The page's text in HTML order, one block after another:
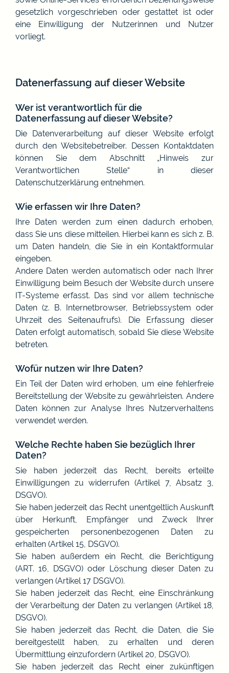
gesetzlich vorgeschrieben oder gestattet ist oder
eine Einwilligung der Nutzerinnen und Nutzer
vorliegt.
Datenerfassung auf dieser Website
Wer ist verantwortlich für die
Datenerfassung auf dieser Website?
Die Datenverarbeitung auf dieser Website erfolgt
durch den Websitebetreiber. Dessen Kontaktdaten
können Sie dem Abschnitt „Hinweis zur
Verantwortlichen Stelle“ in dieser
Datenschutzerklärung entnehmen.
Wie erfassen wir Ihre Daten?
Ihre Daten werden zum einen dadurch erhoben,
dass Sie uns diese mitteilen. Hierbei kann es sich z. B.
um Daten handeln, die Sie in ein Kontaktformular
eingeben.
Andere Daten werden automatisch oder nach Ihrer
Einwilligung beim Besuch der Website durch unsere
IT-Systeme erfasst. Das sind vor allem technische
Daten (z. B. Internetbrowser, Betriebssystem oder
Uhrzeit des Seitenaufrufs). Die Erfassung dieser
Daten erfolgt automatisch, sobald Sie diese Website
betreten.
Wofür nutzen wir Ihre Daten?
Ein Teil der Daten wird erhoben, um eine fehlerfreie
Bereitstellung der Website zu gewährleisten. Andere
Daten können zur Analyse Ihres Nutzerverhaltens
verwendet werden.
Welche Rechte haben Sie bezüglich Ihrer
Daten?
Sie haben jederzeit das Recht, bereits erteilte
Einwilligungen zu widerrufen (Artikel 7, Absatz 3,
DSGVO).
Sie haben jederzeit das Recht unentgeltlich Auskunft
über Herkunft, Empfänger und Zweck Ihrer
gespeicherten personenbezogenen Daten zu
erhalten (Artikel 15, DSGVO).
Sie haben außerdem ein Recht, die Berichtigung
(ART. 16, DSGVO) oder Löschung dieser Daten zu
verlangen (Artikel 17 DSGVO).
Sie haben jederzeit das Recht, eine Einschränkung
der Verarbeitung der Daten zu verlangen (Artikel 18,
DSGVO).
Sie haben jederzeit das Recht, die Daten, die Sie
bereitgestellt haben, zu erhalten und deren
Übermittlung einzufordern (Artikel 20, DSGVO).
Sie haben jederzeit das Recht einer zukünftigen